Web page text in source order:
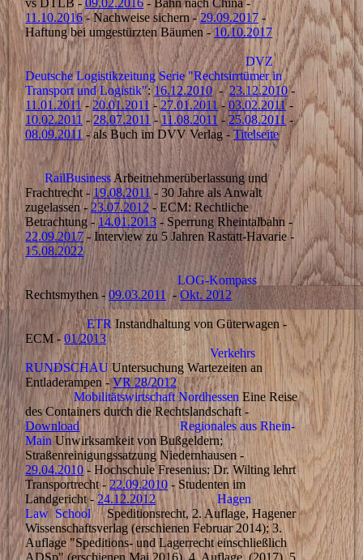
vs DTLB -09.02.2016 - Bahn nach China -
11.10.2016- Nachweise sichern -29.09.2017 -
Haftung bei umgestürzten Bäumen -10.10.2017
DVZ
Deutsche Logistikzeitung Serie "Rechtsirrtümer in
Transport und Logistik":16.12.2010-23.12.2010-
11.01.2011-20.01.2011-27.01.2011-03.02.2011-
10.02.2011-28.07.2011 -11.08.2011-25.08.2011 -
08.09.2011 - als Buch im DVV Verlag -Titelseite
RailBusiness Arbeitnehmerüberlassung und
Frachtrecht -19.08.2011- 30 Jahre als Anwalt
zugelassen -23.07.2012 - ECM: Rechtliche
Betrachtung -14.01.2013- Sperrung Rheintalbahn -
22.09.2017- Interview zu 5 Jahren Rastatt-Havarie -
15.08.2022
LOG-Kompass
Rechtsmythen -09.03.2011-Okt. 2012
ETRInstandhaltung von Güterwagen -
ECM -01/2013
Verkehrs
RUNDSCHAUUntersuchung Wartezeiten an
Entladerampen -VR 28/2012
Mobilitätswirtschaft NordhessenEine Reise
des Containers durch die Rechtslandschaft -
Download
Regionales aus Rhein-
MainUnwirksamkeit von Bußgeldern;
Straßenreinigungssatzung Niedernhausen -
29.04.2010 - Hochschule Fresenius: Dr. Wilting lehrt
Transportrecht -22.09.2010 - Studenten im
Landgericht -24.12.2012
Hagen
Law SchoolSpeditionsrecht, 2. Auflage, Hagener
Wissenschaftsverlag (erschienen Februar 2014); 3.
Auflage "Speditions- und Lagerrecht einschließlich